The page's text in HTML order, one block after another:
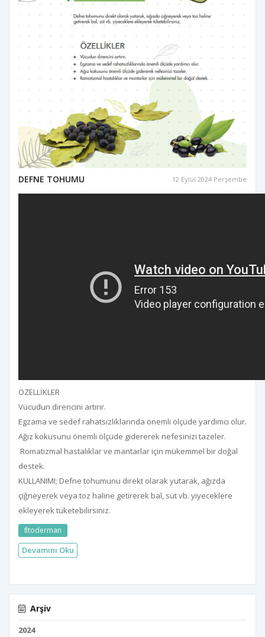
Arşiv
2024
DEFNE TOHUMU 12 Eylül 2024 Perşembe
ÖZELLİKLER
Vücudun direncini artırır.
Egzama ve sedef rahatsızlıklarında önemli ölçüde yardımcı olur.
Ağız kokusunu önemli ölçüde gidererek nefesinizi tazeler.
Romatizmal hastalıklar ve mantarlar için mükemmel bir doğal
destek.
KULLANIMI; Defne tohumunu direkt olarak yutarak, ağızda
çiğneyerek veya toz haline getirerek bal, süt vb. yiyeceklere
ekleyerek tüketebilirsiniz.
fi̇toderman
Devamını Oku